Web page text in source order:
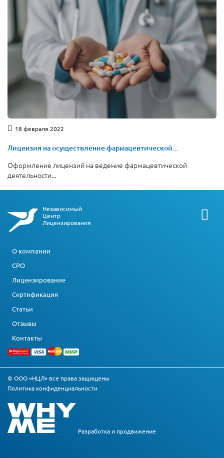
18 февраля 2022
Лицензия на осуществление фармацевтической...
Оформление лицензий на ведение фармацевтической
деятельности...
Независимый
Центр
Лицензирования
О компании
СРО
Лицензирование
Сертификация
Статьи
Отзывы
Контакты
© ООО «НЦЛ» все права защищены
Политика конфиденциальности
Разработка и продвижение